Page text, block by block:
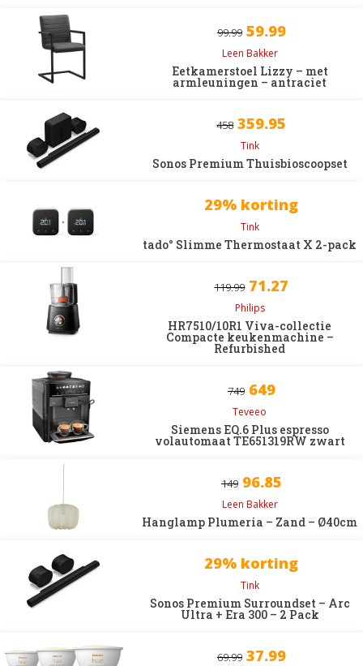
99.99 59.99
Leen Bakker
Eetkamerstoel Lizzy – met
armleuningen – antraciet
458 359.95
Tink
Sonos Premium Thuisbioscoopset
29% korting
Tink
tado° Slimme Thermostaat X 2-pack
119.99 71.27
Philips
HR7510/10R1 Viva-collectie
Compacte keukenmachine –
Refurbished
749 649
Teveeo
Siemens EQ.6 Plus espresso
volautomaat TE651319RW zwart
149 96.85
Leen Bakker
Hanglamp Plumeria – Zand – Ø40cm
29% korting
Tink
Sonos Premium Surroundset – Arc
Ultra + Era 300 – 2 Pack
69.99 37.99